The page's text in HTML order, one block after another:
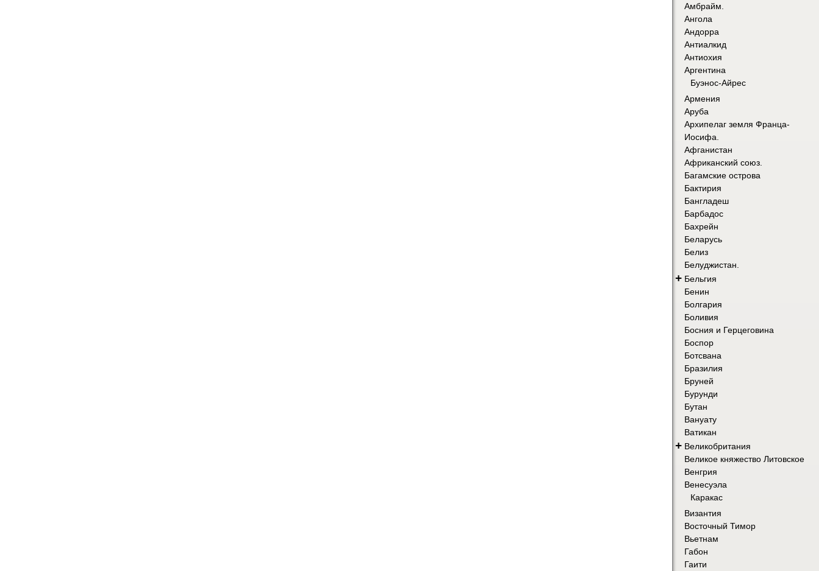
Амбрайм.
Ангола
Андорра
Антиалкид
Антиохия
Аргентина
Буэнос-Айрес
Армения
Аруба
Архипелаг земля Франца-
Иосифа.
Афганистан
Африканский союз.
Багамские острова
Бактирия
Бангладеш
Барбадос
Бахрейн
Беларусь
Белиз
Белуджистан.
+ Бельгия
Бенин
Болгария
Боливия
Босния и Герцеговина
Боспор
Ботсвана
Бразилия
Бруней
Бурунди
Бутан
Вануату
Ватикан
+ Великобритания
Великое княжество Литовское
Венгрия
Венесуэла
Каракас
Византия
Восточный Тимор
Вьетнам
Габон
Гаити